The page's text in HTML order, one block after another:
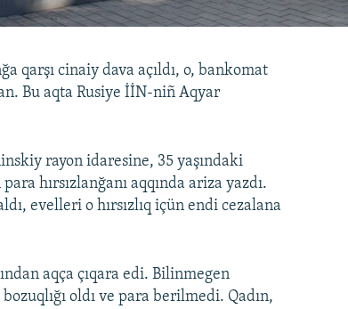
qarşı cinaiy dava açıldı, o, bankomat
Bu aqta Rusiye İİN-niñ Aqyar
rayon idaresine, 35 yaşındaki
hırsızlanğanı aqqında ariza yazdı.
evelleri o hırsızlıq içün endi cezalana
aqça çıqara edi. Bilinmegen
oldı ve para berilmedi. Qadın,